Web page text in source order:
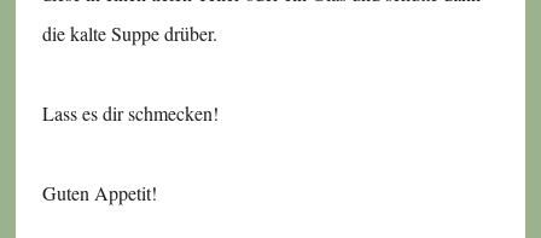
die kalte Suppe drüber.
Lass es dir schmecken!
Guten Appetit!